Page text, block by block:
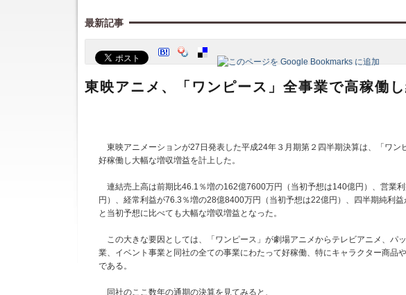
最新記事
東映アニメ、「ワンピース」全事業で高稼働
東映アニメーションが27日発表した平成24年３月期第２四半期決算は、「ワン
好稼働し大幅な増収増益を計上した。
連結売上高は前期比46.1％増の162億7600万円（当初予想は140億円）、営業
円）、経常利益が76.3％増の28億8400万円（当初予想は22億円）、四半期純利
と当初予想に比べても大幅な増収増益となった。
この大きな要因としては、「ワンピース」が劇場アニメからテレビアニメ、パ
業、イベント事業と同社の全ての事業にわたって好稼働、特にキャラクター商品
である。
同社のここ数年の通期の決算を見てみると、